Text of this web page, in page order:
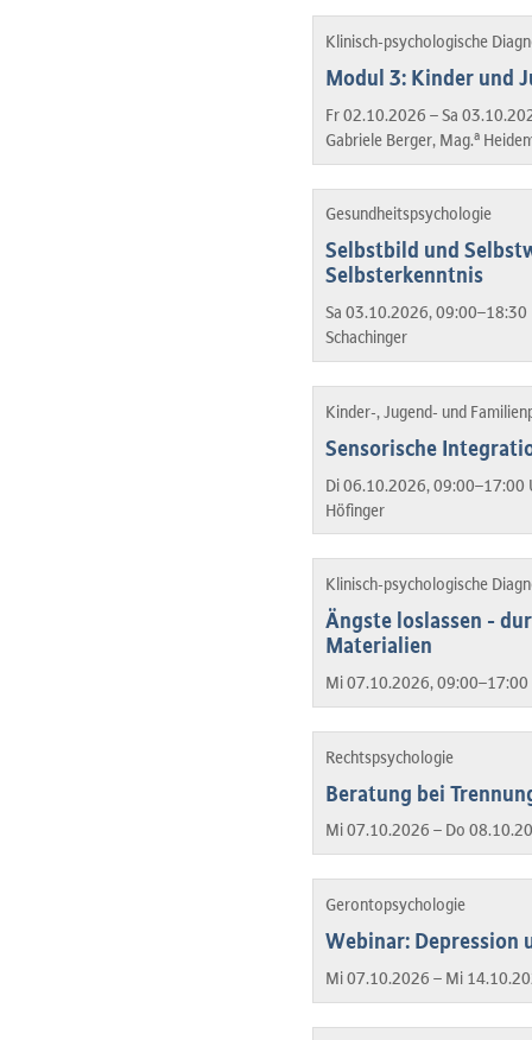
Klinisch-psychologische
Modul 3: Kinder und
Fr 02.10.2026 – Sa
Gabriele Berger, Mag.a
Gesundheitspsychologie
Selbstbild und
Selbsterkenntnis
Sa 03.10.2026,
Schachinger
Kinder-, Jugend- und
Sensorische
Di 06.10.2026, 09:00–17:00
Höfinger
Klinisch-psychologische
Ängste loslassen -
Materialien
Mi 07.10.2026,
Rechtspsychologie
Beratung bei
Mi 07.10.2026 – Do
Gerontopsychologie
Webinar: Depression
Mi 07.10.2026 – Mi